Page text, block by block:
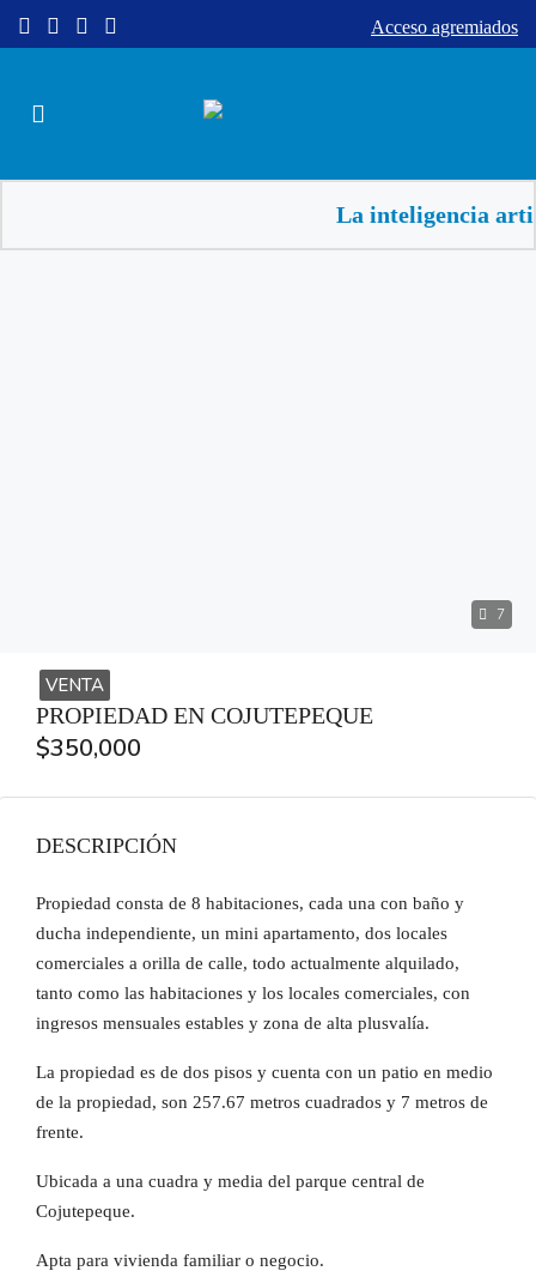
Acceso agremiados
La inteligencia artificial
7
VENTA
PROPIEDAD EN COJUTEPEQUE
$350,000
DESCRIPCIÓN
Propiedad consta de 8 habitaciones, cada una con baño y
ducha independiente, un mini apartamento, dos locales
comerciales a orilla de calle, todo actualmente alquilado,
tanto como las habitaciones y los locales comerciales, con
ingresos mensuales estables y zona de alta plusvalía.
La propiedad es de dos pisos y cuenta con un patio en medio
de la propiedad, son 257.67 metros cuadrados y 7 metros de
frente.
Ubicada a una cuadra y media del parque central de
Cojutepeque.
Apta para vivienda familiar o negocio.